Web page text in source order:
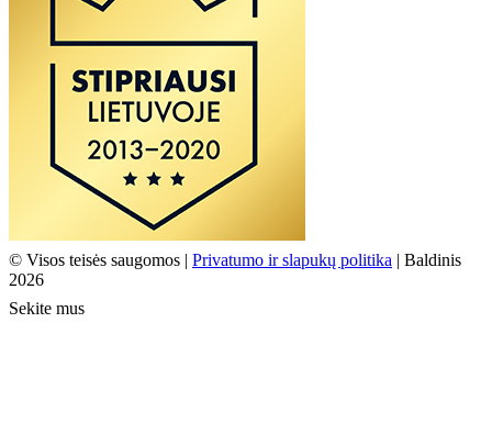
© Visos teisės saugomos | Privatumo ir slapukų politika | Baldinis
2026
Sekite mus